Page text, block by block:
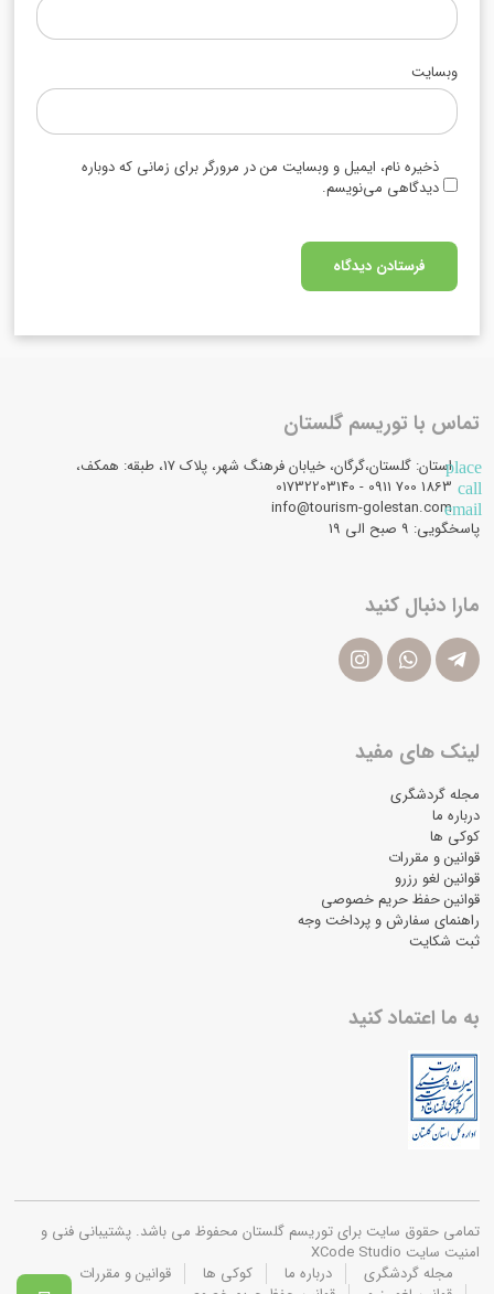
وبسایت
ذخیره نام، ایمیل و وبسایت من در مرورگر برای زمانی که دوباره
دیدگاهی می‌نویسم.
تماس با توریسم گلستان
placeاستان: گلستان،گرگان، خیابان فرهنگ شهر، پلاک 17، طبقه: همکف،
call
email
info@tourism-golestan.com
پاسخگویی: ۹ صبح الی 19
مارا دنبال کنید
لینک های مفید
مجله گردشگری
درباره ما
کوکی ها
قوانین و مقررات
قوانین لغو رزرو
قوانین حفظ حریم خصوصی
راهنمای سفارش و پرداخت وجه
ثبت شکایت
به ما اعتماد کنید
تمامی حقوق سایت برای توریسم گلستان محفوظ می باشد. پشتیبانی فنی و
امنیت سایت XCode Studio
مجله گردشگری
درباره ما کوکی ها
قوانین و مقررات